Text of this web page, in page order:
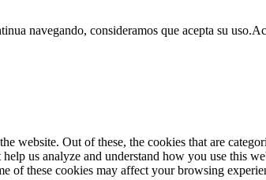
navegando, consideramos que acepta su uso.
Out of these, the cookies that are
us analyze and understand how you use this
of these cookies may affect your browsing